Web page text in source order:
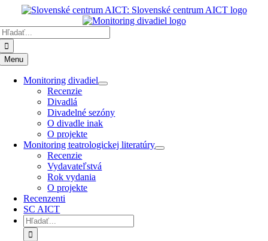
Preskočiť
obsahu
Menu
Monitoring divadiel
Recenzie
Divadlá
Divadelné sezóny
O divadle inak
O projekte
Monitoring teatrologickej literatúry
Recenzie
Vydavateľstvá
Rok vydania
O projekte
Recenzenti
SC AICT
Hľadať: